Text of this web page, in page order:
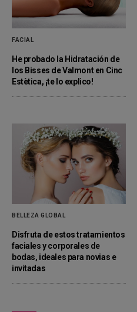
FACIAL
He probado la Hidratación de
los Bisses de Valmont en Cinc
Estètica, ¡te lo explico!
BELLEZA GLOBAL
Disfruta de estos tratamientos
faciales y corporales de
bodas, ideales para novias e
invitadas